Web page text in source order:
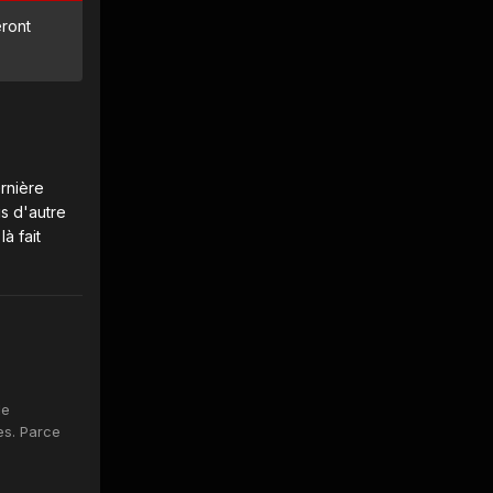
d'autre
fait
Parce